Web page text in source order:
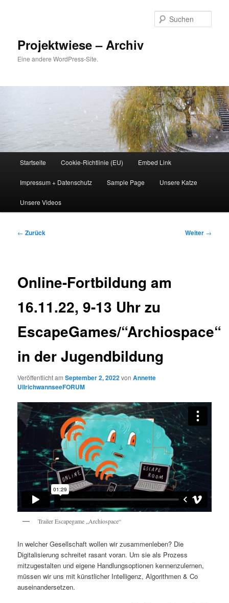
Projektwiese – Archiv
Eine andere WordPress-Site.
Startseite Cookie-Richtlinie (EU) Embed Link
Impressum + Datenschutz Sample Page Unsere Katze
Unsere Videos
Beitrags-
← Zurück Weiter →
Online-Fortbildung am
16.11.22, 9-13 Uhr zu
EscapeGames/“Archiospace“
in der Jugendbildung
Veröffentlicht amSeptember 2, 2022vonAnnette
UllrichwannseeFORUM
Trailer Escapegame „Archiospace“
In welcher Gesellschaft wollen wir zusammenleben? Die
Digitalisierung schreitet rasant voran. Um sie als Prozess
mitzugestalten und eigene Handlungsoptionen kennenzulernen,
müssen wir uns mit künstlicher Intelligenz, Algorithmen & Co
auseinandersetzen.